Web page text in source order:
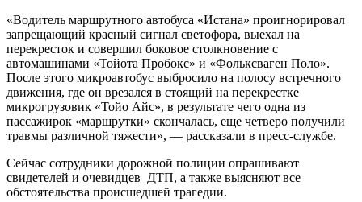
«Водитель маршрутного автобуса «Истана» проигнорировал
запрещающий красный сигнал светофора, выехал на
перекресток и совершил боковое столкновение с
автомашинами «Тойота Пробокс» и «Фольксваген Поло».
После этого микроавтобус выбросило на полосу встречного
движения, где он врезался в стоящий на перекрестке
микрогрузовик «Тойо Айс», в результате чего одна из
пассажирок «маршрутки» скончалась, еще четверо получили
травмы различной тяжести», — рассказали в пресс-службе.
Сейчас сотрудники дорожной полиции опрашивают
свидетелей и очевидцев ДТП, а также выясняют все
обстоятельства происшедшей трагедии.